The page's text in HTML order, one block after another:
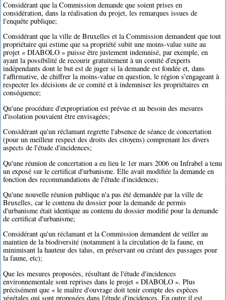
Considérant que la Commission demande que soient prises en
considération, dans la réalisation du projet, les remarques issues de
l'enquête publique;
Considérant que la ville de Bruxelles et la Commission demandent que tout
propriétaire qui estime que sa propriété subit une moins-value suite au
projet « DIABOLO » puisse être justement indemnisé, par exemple, en
ayant la possibilité de recourir gratuitement à un comité d'experts
indépendants dont le but est de juger si la demande est fondée et, dans
l'affirmative, de chiffrer la moins-value en question, le région s'engageant à
respecter les décisions de ce comité et à indemniser les propriétaires en
conséquence;
Qu'une procédure d'expropriation est prévue et au besoin des mesures
d'isolation pouvaient être envisagées;
Considérant qu'un réclamant regrette l'absence de séance de concertation
(pour un meilleur respect des droits des citoyens) comprenant les divers
aspects de l'étude d'incidences;
Qu'une réunion de concertation a eu lieu le 1er mars 2006 ou Infrabel a tenu
un exposé sur le certificat d'urbanisme. Elle avait modifiée la demande en
fonction des recommandations de l'étude d'incidences;
Qu'une nouvelle réunion publique n'a pas été demandée par la ville de
Bruxelles, car le contenu du dossier pour la demande de permis
d'urbanisme était identique au contenu du dossier modifié pour la demande
de certificat d'urbanisme;
Considérant qu'un réclamant et la Commission demandent de veiller au
maintien de la biodiversité (notamment à la circulation de la faune, en
minimisant la hauteur des talus, en préservant ou créant des passages pour
la faune, etc);
Que les mesures proposées, résultant de l'étude d'incidences
environnementale sont reprises dans le projet « DIABOLO ». Plus
précisément que « le maître d'ouvrage doit tenir compte des espèces
végétales qui sont proposées dans l'étude d'incidences. En outre il est